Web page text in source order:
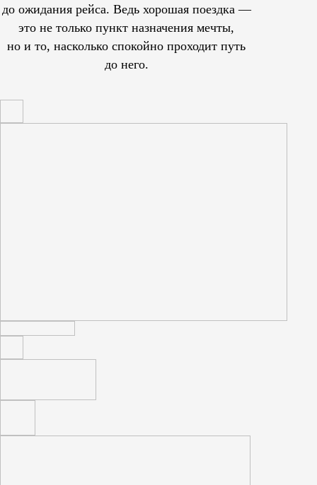
до ожидания рейса. Ведь хорошая поездка —
это не только пункт назначения мечты,
но и то, насколько спокойно проходит путь
до него.